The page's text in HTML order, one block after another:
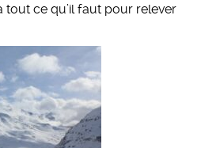
tout ce qu’il faut pour relever